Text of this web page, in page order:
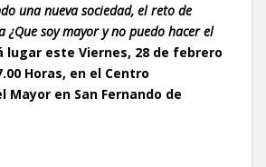
una nueva sociedad, el reto de
¿Que soy mayor y no puedo hacer el
lugar este Viernes, 28 de febrero
Horas, en el Centro
Mayor en San Fernando de